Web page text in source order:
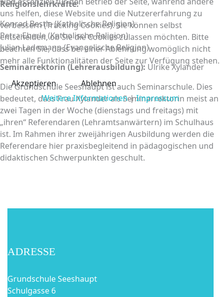
Religionslehrkräfte:
Konrad Bestle (Katholische Religion)
Petra Eberle (Katholische Religion)
Julian Lademann (Evangelische Religion)
Seminarrektorin (Lehrerausbildung): Ulrike Xylander
Die Grundschule Seeshaupt ist auch Seminarschule. Dies
bedeutet, dass Frau Xylander als Seminarrektorin meist an
zwei Tagen in der Woche (dienstags und freitags) mit
„ihren“ Referendaren (Lehramtsanwärtern) im Schulhaus
ist. Im Rahmen ihrer zweijährigen Ausbildung werden die
Referendare hier praxisbegleitend in pädagogischen und
didaktischen Schwerpunkten geschult.
ADRESSE
Grundschule Seeshaupt
Schulgasse 6
uns helfen, diese Website und die Nutzererfahrung zu
verbessern (Tracking Cookies). Sie können selbst
entscheiden, ob Sie die Cookies zulassen möchten. Bitte
beachten Sie, dass bei einer Ablehnung womöglich nicht
mehr alle Funktionalitäten der Seite zur Verfügung stehen.
Akzeptieren
Ablehnen
Weitere Informationen|Impressum